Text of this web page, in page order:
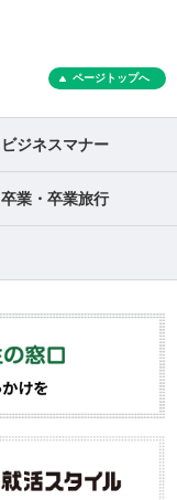
ページトップへ
ビジネスマナー
卒業・卒業旅行